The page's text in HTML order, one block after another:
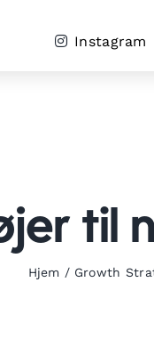
Instagram
til
Hjem / Growth